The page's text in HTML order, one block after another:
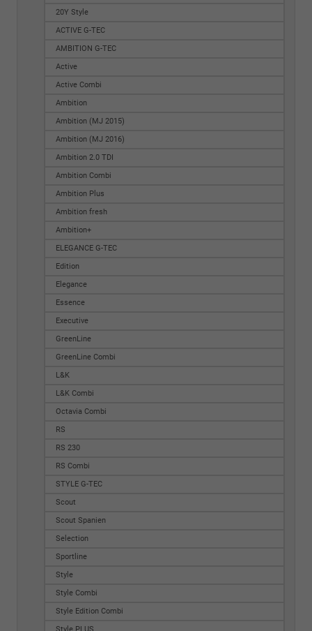
20Y Style
ACTIVE G-TEC
AMBITION G-TEC
Active
Active Combi
Ambition
Ambition (MJ 2015)
Ambition (MJ 2016)
Ambition 2.0 TDI
Ambition Combi
Ambition Plus
Ambition fresh
Ambition+
ELEGANCE G-TEC
Edition
Elegance
Essence
Executive
GreenLine
GreenLine Combi
L&K
L&K Combi
Octavia Combi
RS
RS 230
RS Combi
STYLE G-TEC
Scout
Scout Spanien
Selection
Sportline
Style
Style Combi
Style Edition Combi